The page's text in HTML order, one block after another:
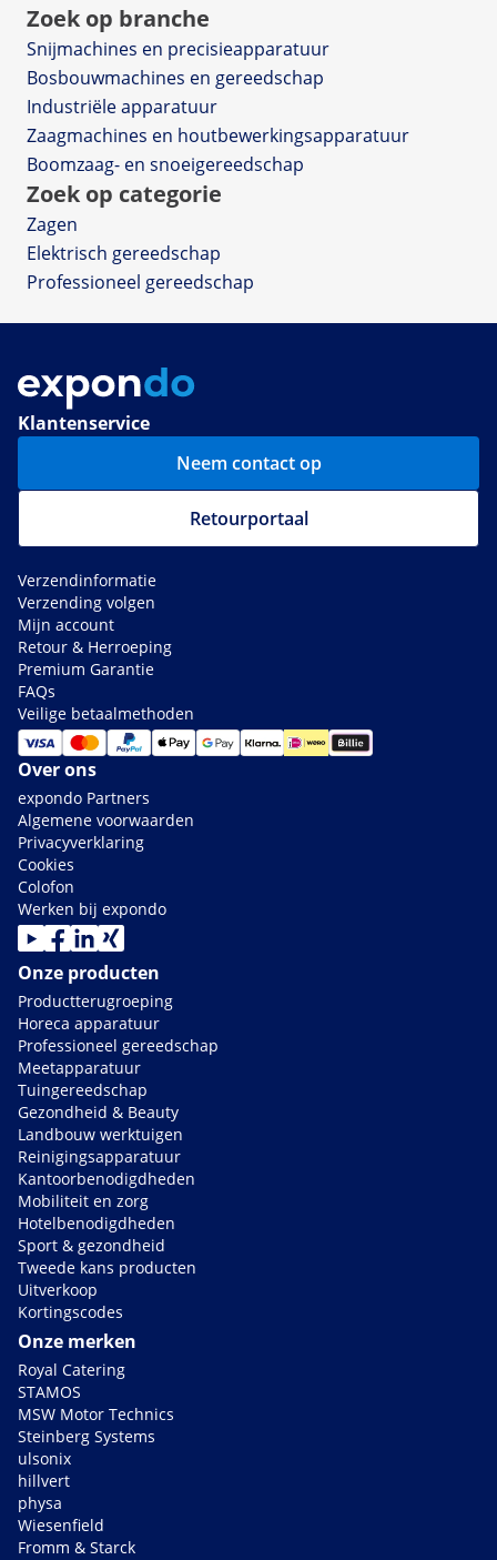
Zoek op branche
Snijmachines en precisieapparatuur
Bosbouwmachines en gereedschap
Industriële apparatuur
Zaagmachines en houtbewerkingsapparatuur
Boomzaag- en snoeigereedschap
Zoek op categorie
Zagen
Elektrisch gereedschap
Professioneel gereedschap
Klantenservice
Neem contact op
Retourportaal
Verzendinformatie
Verzending volgen
Mijn account
Retour & Herroeping
Premium Garantie
FAQs
Veilige betaalmethoden
Over ons
expondo Partners
Algemene voorwaarden
Privacyverklaring
Cookies
Colofon
Werken bij expondo
Onze producten
Productterugroeping
Horeca apparatuur
Professioneel gereedschap
Meetapparatuur
Tuingereedschap
Gezondheid & Beauty
Landbouw werktuigen
Reinigingsapparatuur
Kantoorbenodigdheden
Mobiliteit en zorg
Hotelbenodigdheden
Sport & gezondheid
Tweede kans producten
Uitverkoop
Kortingscodes
Onze merken
Royal Catering
STAMOS
MSW Motor Technics
Steinberg Systems
ulsonix
hillvert
physa
Wiesenfield
Fromm & Starck